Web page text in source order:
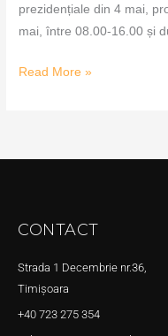
prezidențiale din 4 mai,
mai, între 08.00-16.00 și
Read More »
CONTACT
Strada 1 Decembrie nr.36,
Timișoara
+40 723 275 354